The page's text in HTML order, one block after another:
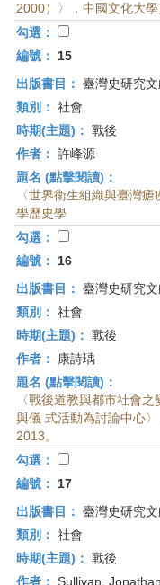
2000）〉，中國文化大
勾選：
編號：
15
出版書目： 臺灣史研究
類別： 社會
時期(主題)： 戰後
作者： 許峰源
題名 (點擊閱讀)：
〈世界衛生組織與臺灣
學歷史學
勾選：
編號：
16
出版書目： 臺灣史研究
類別： 社會
時期(主題)： 戰後
作者：
康詩瑀
題名 (點擊閱讀)：
〈戰後道教與都市社會
與儀 式活動為討論中心
2013。
勾選：
編號：
17
出版書目： 臺灣史研究
類別： 社會
時期(主題)： 戰後
作者： Sullivan,